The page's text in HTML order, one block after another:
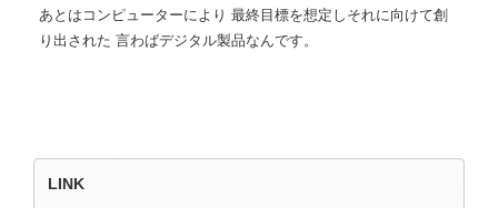
あとはコンピューターにより 最終目標を想定しそれに向けて創
り出された 言わばデジタル製品なんです。
LINK